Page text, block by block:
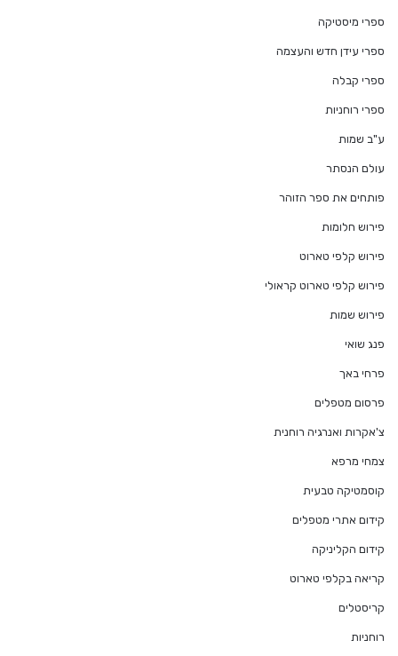
ספרי מיסטיקה
ספרי עידן חדש והעצמה
ספרי קבלה
ספרי רוחניות
ע"ב שמות
עולם הנסתר
פותחים את ספר הזוהר
פירוש חלומות
פירוש קלפי טארוט
פירוש קלפי טארוט קראולי
פירוש שמות
פנג שואי
פרחי באך
פרסום מטפלים
צ'אקרות ואנרגיה רוחנית
צמחי מרפא
קוסמטיקה טבעית
קידום אתרי מטפלים
קידום הקליניקה
קריאה בקלפי טארוט
קריסטלים
רוחניות